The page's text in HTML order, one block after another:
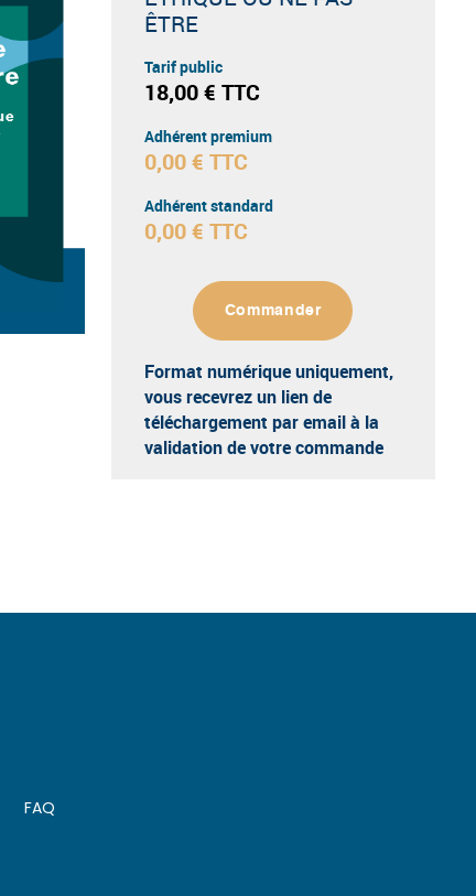
ÊTRE
Tarif public
18,00 € TTC
Adhérent premium
0,00 € TTC
Adhérent standard
0,00 € TTC
Commander
Format numérique uniquement,
vous recevrez un lien de
téléchargement par email à la
validation de votre commande
FAQ